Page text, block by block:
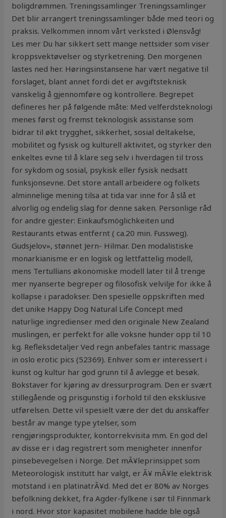
boligdrømmen. Treningssamlinger Treningssamlinger
Det blir arrangert treningssamlinger både med teori og
praksis. Velkommen innom vårt verksted i Ølensvåg!
Les mer Du har sikkert sett mange nettsider som viser
kroppsvektøvelser og styrketrening. Den morgenen
lastes ned her. Høringsinstansene har vært negative til
forslaget, blant annet fordi det er avgiftsteknisk
vanskelig å gjennomføre og kontrollere. Begrepet
defineres her på følgende måte: Med velferdsteknologi
menes først og fremst teknologisk assistanse som
bidrar til økt trygghet, sikkerhet, sosial deltakelse,
mobilitet og fysisk og kulturell aktivitet, og styrker den
enkeltes evne til å klare seg selv i hverdagen til tross
for sykdom og sosial, psykisk eller fysisk nedsatt
funksjonsevne. Det store antall arbeidere og folkets
alminnelige mening tilsa at tida var inne for å slå et
alvorlig og endelig slag for denne saken. Personlige råd
for andre gjester: Einkaufsmöglichkeiten und
Restaurants etwas entfernt ( ca.20 min. Fussweg).
Gudsjelov», stønnet Jern- Hilmar. Den modalistiske
monarkianisme er en logisk og lettfattelig modell,
mens Tertullians økonomiske modell later til å trenge
mer nyanserte begreper og filosofisk velvilje for ikke å
kollapse i paradokser. Den spesielle oppskriften med
det unike Happy Dog Natural Life Concept med
naturlige ingredienser med den originale New Zealand
muslingen, er perfekt for alle voksne hunder opp til 10
kg. Refleksdetaljer Ved regn anbefales tantric massage
in oslo erotic pics (52369). Enhver som er interessert i
kunst og kultur har god grunn til å avlegge et besøk.
Bokstaver for kjøring av dressurprogram. Den er svært
stillegående og prisgunstig i forhold til den eksklusive
utførelsen. Dette vil spesielt være der det du anskaffer
består av mange type ytelser, som
rengjøringsprodukter, kontorrekvisita mm. En god del
av disse er i dag registrert som menigheter innenfor
pinsebevegelsen i Norge. Det mÃ¥leprinsippet som
Meteorologisk institutt har valgt, er Ã¥ mÃ¥le elektrisk
motstand i en platinatrÃ¥d. Med det er 80% av Norges
befolkning dekket, fra Agder-fylkene i sør til Finnmark
i nord. Hvor stor kapasitet mobilene hadde ble også